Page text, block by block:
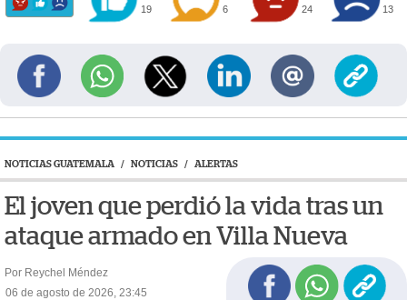
19 6 24 13
NOTICIAS GUATEMALA / NOTICIAS / ALERTAS
El joven que perdió la vida tras un
ataque armado en Villa Nueva
Por Reychel Méndez
06 de agosto de 2026, 23:45